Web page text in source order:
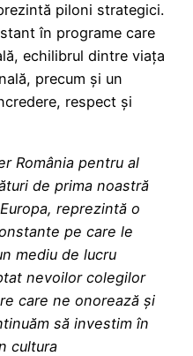
piloni strategici.
în programe care
echilibrul dintre viața
precum și un
respect și
România pentru al
de prima noastră
reprezintă o
pe care le
mediu de lucru
nevoilor colegilor
care ne onorează și
să investim în
cultura